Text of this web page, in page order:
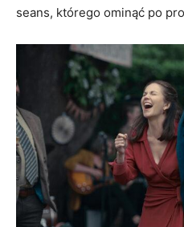
seans, którego ominąć po